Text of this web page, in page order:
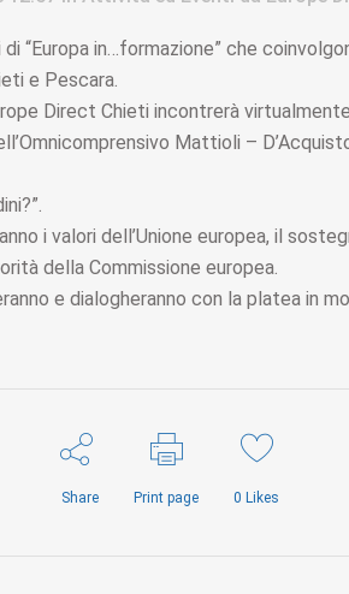
“Europa in…formazione” che
e Pescara.
Direct Chieti incontrerà
Mattioli –
i valori dell’Unione europea, il
della Commissione europea.
e dialogheranno con la platea in
Share Print page 0 Likes